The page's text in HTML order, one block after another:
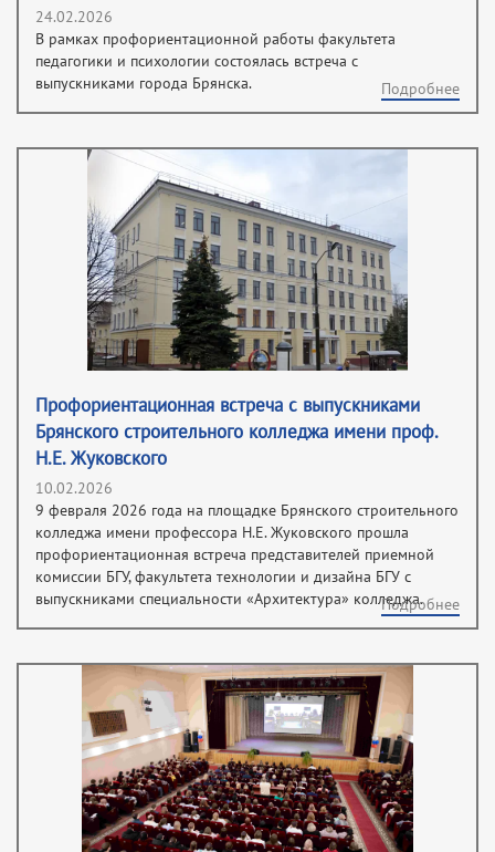
24.02.2026
В рамках профориентационной работы факультета
педагогики и психологии состоялась встреча с
выпускниками города Брянска.
Подробнее
Профориентационная встреча с выпускниками
Брянского строительного колледжа имени проф.
Н.Е. Жуковского
10.02.2026
9 февраля 2026 года на площадке Брянского строительного
колледжа имени профессора Н.Е. Жуковского прошла
профориентационная встреча представителей приемной
комиссии БГУ, факультета технологии и дизайна БГУ с
выпускниками специальности «Архитектура» колледжа.Подробнее